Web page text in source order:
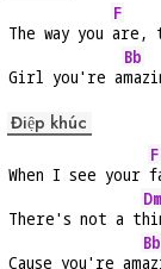
The way you
F
are,
Girl you're a
Bb
Điệp khúc
When I see your
F
There's not a t
Dm
Cause you're am
Bb